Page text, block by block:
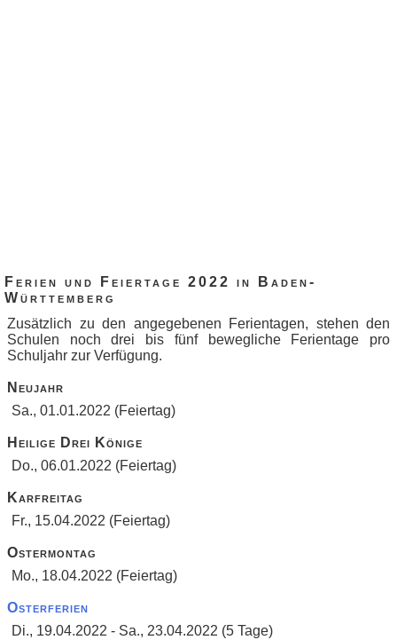
Ferien und Feiertage 2022 in Baden-
Württemberg
Zusätzlich zu den angegebenen Ferientagen, stehen den
Schulen noch drei bis fünf bewegliche Ferientage pro
Schuljahr zur Verfügung.
Neujahr
Sa., 01.01.2022 (Feiertag)
Heilige Drei Könige
Do., 06.01.2022 (Feiertag)
Karfreitag
Fr., 15.04.2022 (Feiertag)
Ostermontag
Mo., 18.04.2022 (Feiertag)
Osterferien
Di., 19.04.2022 - Sa., 23.04.2022 (5 Tage)